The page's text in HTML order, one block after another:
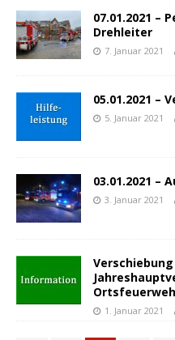
07.01.2021 –
Drehleiter
7. Januar 2021
05.01.2021 –
5. Januar 2021
03.01.2021 –
3. Januar 2021
1. Januar 2021